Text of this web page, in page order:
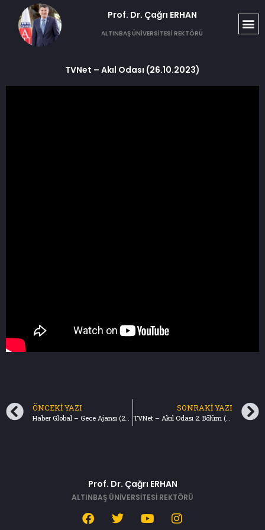
Prof. Dr. Çağrı ERHAN​
ALTINBAŞ ÜNİVERSİTESİ REKTÖRÜ
TVNet – Akıl Odası (26.10.2023)
ÖNCEKI YAZI SONRAKI YAZI
TVNet – Akıl Odası 2. Bölüm (26.10.2023)
Prof. Dr. Çağrı ERHAN
ALTINBAŞ ÜNİVERSİTESİ REKTÖRÜ